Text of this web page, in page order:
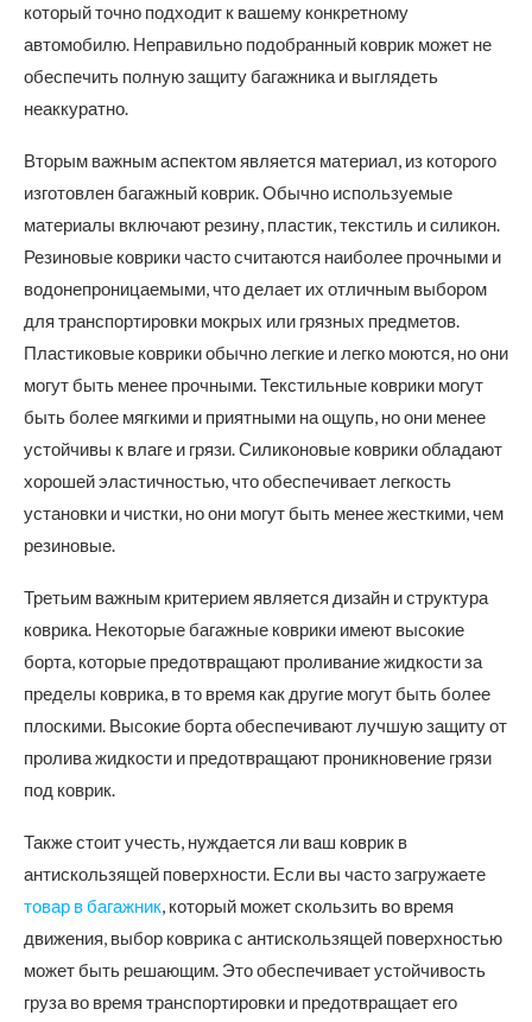
который точно подходит к вашему конкретному
автомобилю. Неправильно подобранный коврик может не
обеспечить полную защиту багажника и выглядеть
неаккуратно.
Вторым важным аспектом является материал, из которого
изготовлен багажный коврик. Обычно используемые
материалы включают резину, пластик, текстиль и силикон.
Резиновые коврики часто считаются наиболее прочными и
водонепроницаемыми, что делает их отличным выбором
для транспортировки мокрых или грязных предметов.
Пластиковые коврики обычно легкие и легко моются, но они
могут быть менее прочными. Текстильные коврики могут
быть более мягкими и приятными на ощупь, но они менее
устойчивы к влаге и грязи. Силиконовые коврики обладают
хорошей эластичностью, что обеспечивает легкость
установки и чистки, но они могут быть менее жесткими, чем
резиновые.
Третьим важным критерием является дизайн и структура
коврика. Некоторые багажные коврики имеют высокие
борта, которые предотвращают проливание жидкости за
пределы коврика, в то время как другие могут быть более
плоскими. Высокие борта обеспечивают лучшую защиту от
пролива жидкости и предотвращают проникновение грязи
под коврик.
Также стоит учесть, нуждается ли ваш коврик в
антискользящей поверхности. Если вы часто загружаете
товар в багажник, который может скользить во время
движения, выбор коврика с антискользящей поверхностью
может быть решающим. Это обеспечивает устойчивость
груза во время транспортировки и предотвращает его